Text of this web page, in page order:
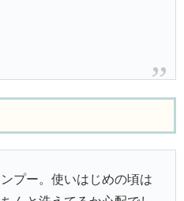
プー。使いはじめの頃は